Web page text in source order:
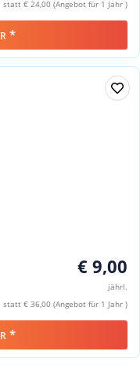
statt € 24,00 (Angebot für 1 Jahr )
*
€ 9,00
jährl.
statt € 36,00 (Angebot für 1 Jahr )
*